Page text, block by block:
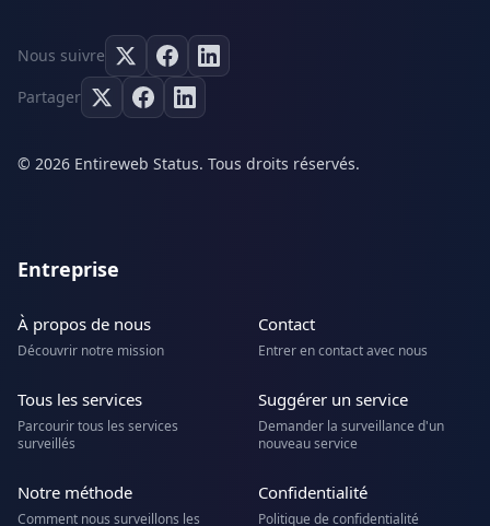
Nous suivre
Partager
© 2026 Entireweb Status. Tous droits réservés.
Entreprise
À propos de nous
Découvrir notre mission
Contact
Entrer en contact avec nous
Tous les services
Parcourir tous les services
surveillés
Suggérer un service
Demander la surveillance d'un
nouveau service
Notre méthode
Comment nous surveillons les
Confidentialité
Politique de confidentialité